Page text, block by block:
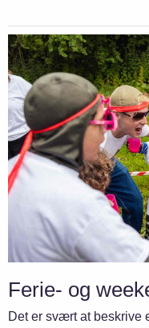
Ferie- og
Det er svært at beskrive